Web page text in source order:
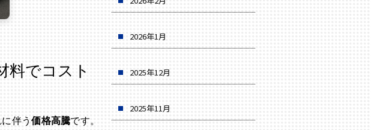
料でコスト
に伴う価格高騰です。
2026年1月
2025年12月
2025年11月